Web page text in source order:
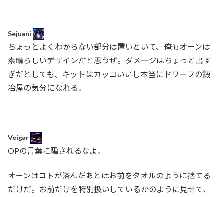
Sejuani
ちょっとよくわからない部分は置いといて、俺もオーンは
素晴らしいデザインだと思うぜ。ダメージはちょっと出す
ぎだとしても、キットはカッコいいし本当にドワーフの鍛
冶屋の気分になれる。
Veigar
OPの言葉に騙されるなよ。
オーンはコトが済んだあとはお前をタオルのように捨てる
だけだ。お前だけを特別扱いしているかのように見せて、